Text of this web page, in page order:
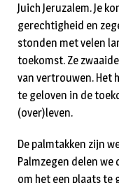
Juich Jeruzalem. Je
gerechtigheid en
stonden met velen
toekomst. Ze
van vertrouwen. Het
te geloven in de
(over)leven.
De palmtakken zijn
Palmzegen delen we
om het een plaats te